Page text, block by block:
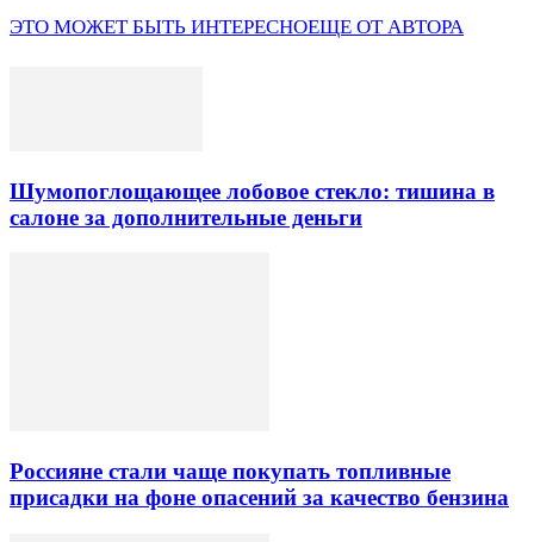
ЭТО МОЖЕТ БЫТЬ ИНТЕРЕСНОЕЩЕ ОТ АВТОРА
Шумопоглощающее лобовое стекло: тишина в
салоне за дополнительные деньги
Россияне стали чаще покупать топливные
присадки на фоне опасений за качество бензина